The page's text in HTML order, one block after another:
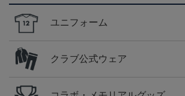
ユニフォーム
クラブ公式ウェア